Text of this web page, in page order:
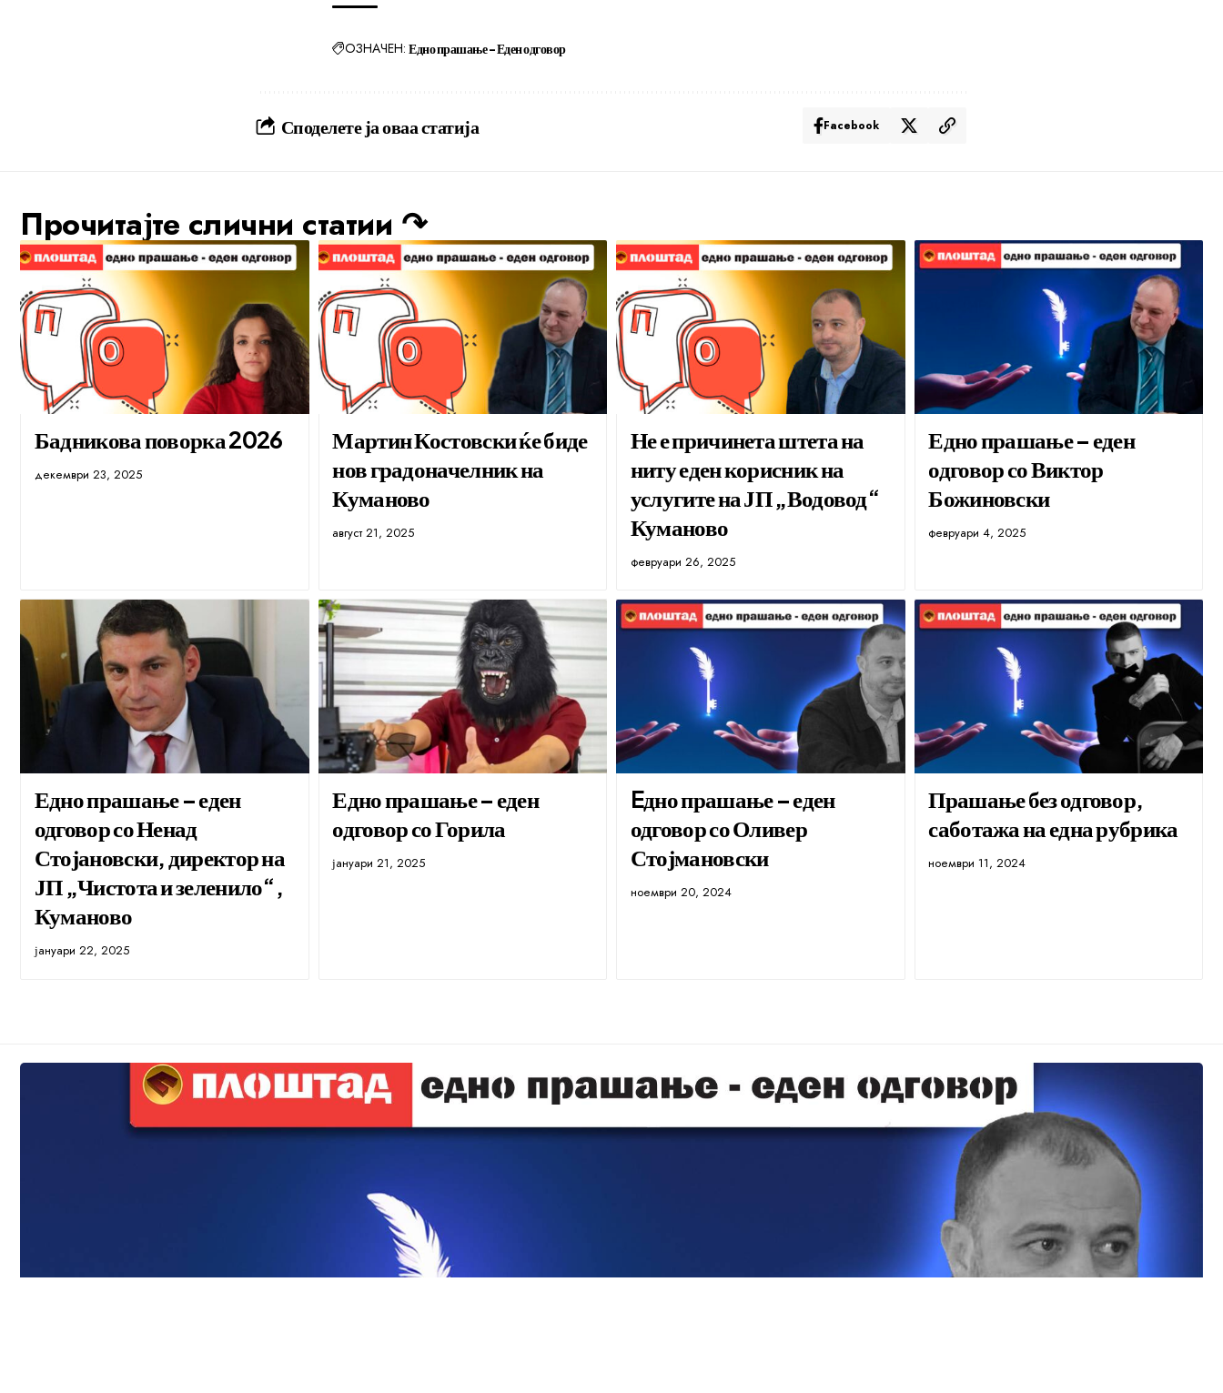
ОЗНАЧЕН: Едно прашање - Еден одговор
Споделете ја оваа статија Facebook
Прочитајте слични статии ↷
Бадникова поворка 2026
декември 23, 2025
Мартин Костовски ќе биде
нов градоначелник на
Куманово
август 21, 2025
Не е причинета штета на
ниту еден корисник на
услугите на ЈП „Водовод“
Куманово
февруари 26, 2025
Едно прашање – еден
одговор со Виктор
Божиновски
февруари 4, 2025
Едно прашање – еден
одговор со Ненад
Стојановски, директор на
ЈП „Чистота и зеленило“,
Куманово
јануари 22, 2025
Едно прашање – еден
одговор со Горила
јануари 21, 2025
Eдно прашање – еден
одговор со Оливер
Стојмановски
ноември 20, 2024
Прашање без одговор,
саботажа на една рубрика
ноември 11, 2024